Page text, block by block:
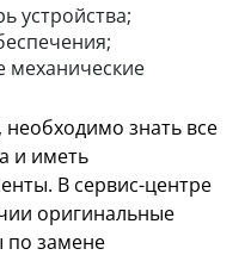
устройства;
механические
знать все
и иметь
В сервис-центре
оригинальные
по замене